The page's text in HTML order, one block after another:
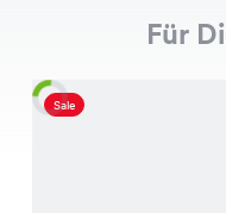
Für
Sale